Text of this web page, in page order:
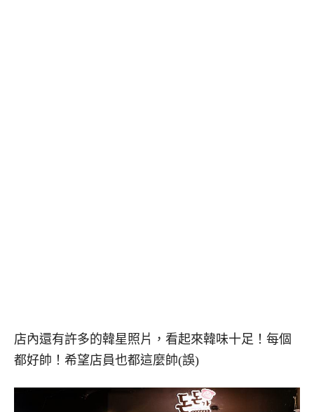
店內還有許多的韓星照片，看起來韓味十足！每個
都好帥！希望店員也都這麼帥(誤)